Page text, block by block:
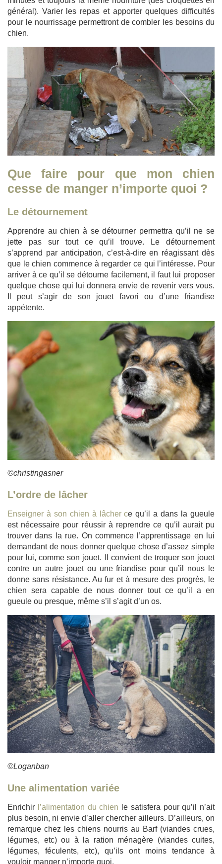
général). Varier les repas et apporter quelques difficultés
pour le nourrissage permettront de combler les besoins du
chien.
Que faire pour que mon chien
cesse de manger n’importe quoi ?
Le détournement
Apprendre au chien à se détourner permettra qu’il ne se
jette pas sur tout ce qu’il trouve. Le détournement
s’apprend par anticipation, c’est-à-dire en réagissant dès
que le chien commence à regarder ce qui l’intéresse. Pour
arriver à ce qu’il se détourne facilement, il faut lui proposer
quelque chose qui lui donnera envie de revenir vers vous.
Il peut s’agir de son jouet favori ou d’une friandise
appétente.
©christingasner
L’ordre de lâcher
Enseigner à son chien à lâcher ce qu’il a dans la gueule
est nécessaire pour réussir à reprendre ce qu’il aurait pu
trouver dans la rue. On commence l’apprentissage en lui
demandant de nous donner quelque chose d’assez simple
pour lui, comme son jouet. Il convient de troquer son jouet
contre un autre jouet ou une friandise pour qu’il nous le
donne sans résistance. Au fur et à mesure des progrès, le
chien sera capable de nous donner tout ce qu’il a en
gueule ou presque, même s’il s’agit d’un os.
©Loganban
Une alimentation variée
Enrichir l’alimentation du chien le satisfera pour qu’il n’ait
plus besoin, ni envie d’aller chercher ailleurs. D’ailleurs, on
remarque chez les chiens nourris au Barf (viandes crues,
légumes, etc) ou à la ration ménagère (viandes cuites,
légumes, féculents, etc), qu’ils ont moins tendance à
vouloir manger n’importe quoi.